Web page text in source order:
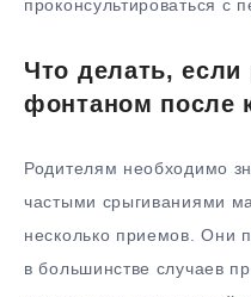
проконсультироваться с
Что делать, если
фонтаном после
Родителям необходимо
частыми срыгиваниями
несколько приемов. Они
в большинстве случаев